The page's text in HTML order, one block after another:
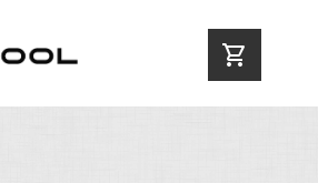
shopping_cart